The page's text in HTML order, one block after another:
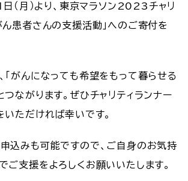
月）より、東京マラソン2023チャリ
ん患者さんの支援活動」へのご寄付を
「がんになっても希望をもって暮らせる
つながります。ぜひチャリティランナー
いただければ幸いです。
込みも可能ですので、ご自身のお気持
ご支援をよろしくお願いいたします。